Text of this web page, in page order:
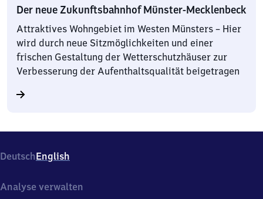
Der neue Zukunftsbahnhof Münster-Mecklenbeck
Attraktives Wohngebiet im Westen Münsters – Hier
wird durch neue Sitzmöglichkeiten und einer
frischen Gestaltung der Wetterschutzhäuser zur
Verbesserung der Aufenthaltsqualität beigetragen
DeutschEnglish
Analyse verwalten